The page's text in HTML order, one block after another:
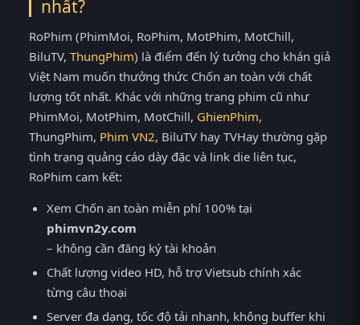
nhất?
RoPhim (PhimMoi, RoPhim, MotPhim, MotChill,
BiluTV, ThungPhim) là điểm đến lý tưởng cho khán giả
Việt Nam muốn thưởng thức Chốn an toàn với chất
lượng tốt nhất. Khác với những trang phim cũ như
PhimMoi, MotPhim, MotChill, GhienPhim,
ThungPhim, Phim VN2, BiluTV hay TVHay thường gặp
tình trạng quảng cáo dày đặc và link die liên tục,
RoPhim cam kết:
Xem Chốn an toàn miễn phí 100% tại
phimvn2y.com
– không cần đăng ký tài khoản
Chất lượng video HD, hỗ trợ Vietsub chính xác
từng câu thoại
Server đa dạng, tốc độ tải nhanh, không buffer khi